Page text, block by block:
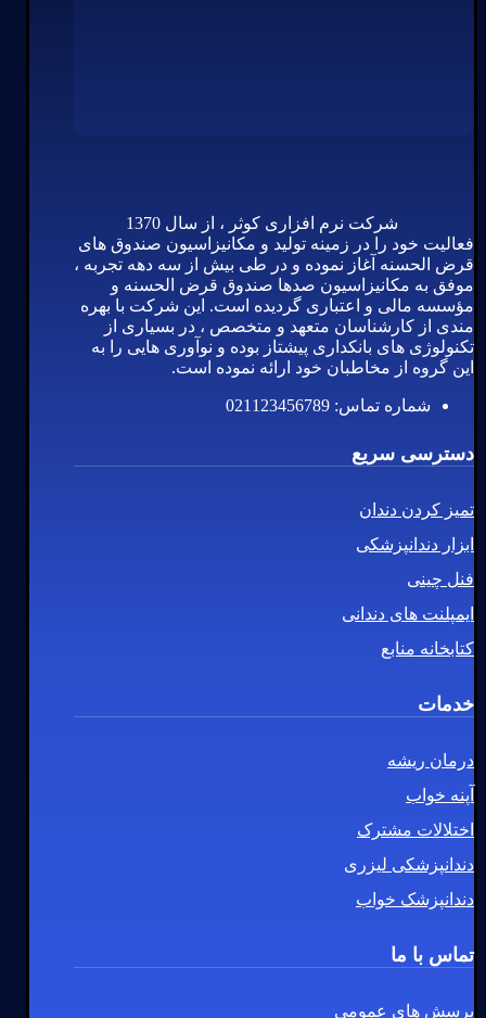
شرکت نرم افزاری کوثر ، از سال 1370
فعالیت خود را در زمینه تولید و مکانیزاسیون صندوق های
قرض الحسنه آغاز نموده و در طی بیش از سه دهه تجربه ،
موفق به مکانیزاسیون صدها صندوق قرض الحسنه و
مؤسسه مالی و اعتباری گردیده است. این شرکت با بهره
مندی از کارشناسان متعهد و متخصص ، در بسیاری از
تکنولوژی های بانکداری پیشتاز بوده و نوآوری هایی را به
این گروه از مخاطبان خود ارائه نموده است.
شماره تماس: 021123456789
دسترسی سریع
تمیز کردن دندان
ابزار دندانپزشکی
فنل چینی
ایمپلنت های دندانی
کتابخانه منابع
خدمات
درمان ریشه
آپنه خواب
اختلالات مشترک
دندانپزشکی لیزری
دندانپزشک خواب
تماس با ما
پرسش های عمومی